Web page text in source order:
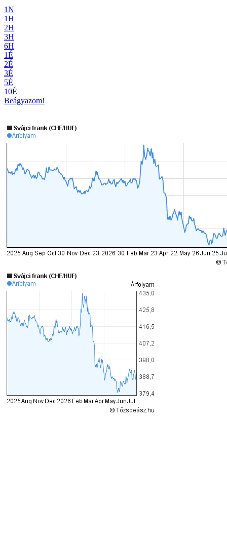
1N
1H
2H
3H
6H
1É
2É
3É
5É
10É
Beágyazom!